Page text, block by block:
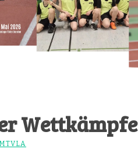
Wettkämpfe
MTVLA